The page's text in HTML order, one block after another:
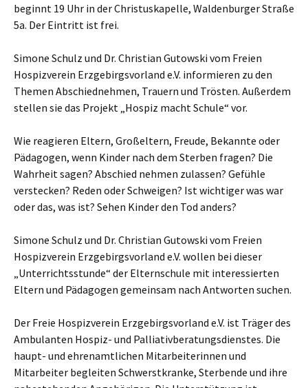
beginnt 19 Uhr in der Christuskapelle, Waldenburger Straße
5a. Der Eintritt ist frei.
Simone Schulz und Dr. Christian Gutowski vom Freien
Hospizverein Erzgebirgsvorland e.V. informieren zu den
Themen Abschiednehmen, Trauern und Trösten. Außerdem
stellen sie das Projekt „Hospiz macht Schule“ vor.
Wie reagieren Eltern, Großeltern, Freude, Bekannte oder
Pädagogen, wenn Kinder nach dem Sterben fragen? Die
Wahrheit sagen? Abschied nehmen zulassen? Gefühle
verstecken? Reden oder Schweigen? Ist wichtiger was war
oder das, was ist? Sehen Kinder den Tod anders?
Simone Schulz und Dr. Christian Gutowski vom Freien
Hospizverein Erzgebirgsvorland e.V. wollen bei dieser
„Unterrichtsstunde“ der Elternschule mit interessierten
Eltern und Pädagogen gemeinsam nach Antworten suchen.
Der Freie Hospizverein Erzgebirgsvorland e.V. ist Träger des
Ambulanten Hospiz- und Palliativberatungsdienstes. Die
haupt- und ehrenamtlichen Mitarbeiterinnen und
Mitarbeiter begleiten Schwerstkranke, Sterbende und ihre